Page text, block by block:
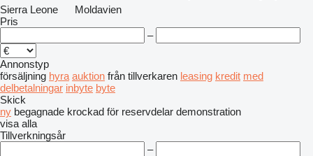
Sierra Leone
Moldavien
Pris
–
Annonstyp
försäljning hyra auktion från tillverkaren leasing kredit med
delbetalningar inbyte byte
Skick
ny begagnade krockad för reservdelar demonstration
visa alla
Tillverkningsår
–